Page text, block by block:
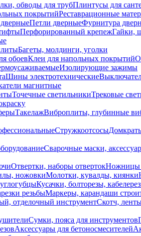
обводы для трубПлинтусы для
покрытийРеставрационные
Петли дверныеФурнитура
Перфорированный крепежГайки,
Багеты, молдинги, уголки
обоевКлеи для напольных покрытий
Изолирующие зажимы
Шины электротехнические
магнитные
Точечные светильникиТрековые
ТакелажВиброплиты, глубинные
Стружкоотсосы
Сварочные маски,
Отвертки, наборы отвертокНожницы
ножовкиМолотки, кувалды, киянки
Кусачки, болторезы,
резьбыМаркеры, карандаши
отделочный инструментСкотч,
Сумки, пояса для инструментов
Аксессуары для бетоносмесителей